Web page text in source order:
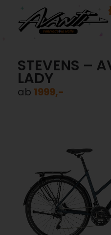
STEVENS –
LADY
ab 1999,-